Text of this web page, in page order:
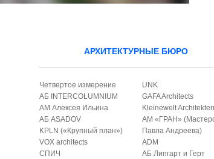
АРХИТЕКТУРНЫЕ БЮРО
Четвертое измерение
АБ INTERCOLUMNIUM
АМ Алексея Ильина
АБ ASADOV
KPLN («Крупный план»)
VOX architects
СПИЧ
UNK
GAFA Architects
Kleinewelt
АМ «ГРАН»
Павла Андреева)
ADM
АБ Липгарт и Герт